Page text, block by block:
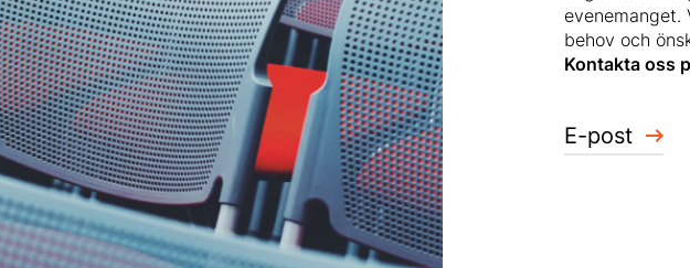
behov och
Kontakta oss
E-post